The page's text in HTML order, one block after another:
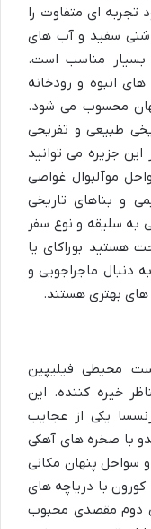
تجربه ای متفاوت را
شنی سفید و آب های
بسیار مناسب است.
انبوه و رودخانه
جهان محسوب می شود.
طبیعی و تفریحی
جزیره می توانید
موآلبوال غواصی
و بناهای تاریخی
به سلیقه و نوع سفر
هستید بوراکای یا
دنبال ماجراجویی و
بهتری هستند.
محیطی فیلیپین
خیره کننده. این
یکی از عجایب
با صخره های آهکی
سواحل پنهان مکانی
با دریاچه های
دوم مقصدی محبوب